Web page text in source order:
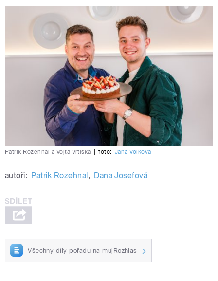
Patrik Rozehnal a Vojta Vrtiška foto: Jana Volková
autoři: Patrik Rozehnal, Dana Josefová
Všechny díly pořadu na mujRozhlas